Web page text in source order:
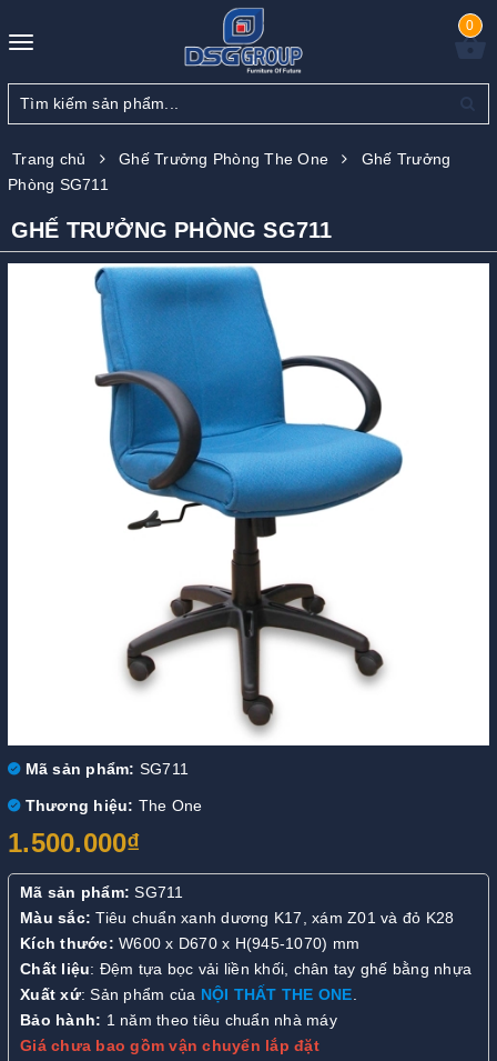
Toggle
0
Trang chủ Ghế Trưởng Phòng The One
Ghế Trưởng
Phòng SG711
GHẾ TRƯỞNG PHÒNG SG711
Mã sản phẩm: SG711
Thương hiệu: The One
1.500.000₫
Mã sản phẩm: SG711
Màu sắc: Tiêu chuẩn xanh dương K17, xám Z01 và đỏ K28
Kích thước: W600 x D670 x H(945-1070) mm
Chất liệu: Đệm tựa bọc vải liền khối, chân tay ghế bằng nhựa
Xuất xứ: Sản phẩm của NỘI THẤT THE ONE.
Bảo hành: 1 năm theo tiêu chuẩn nhà máy
Giá chưa bao gồm vận chuyển lắp đặt